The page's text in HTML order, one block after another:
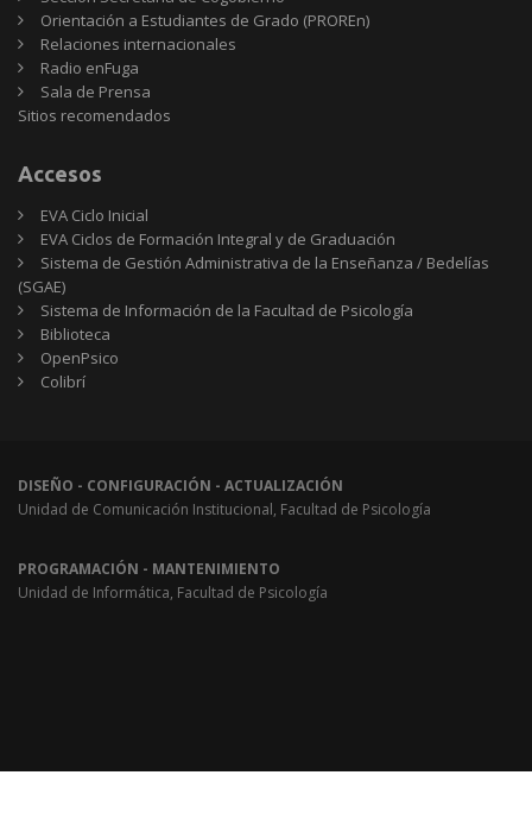
Orientación a Estudiantes de Grado (PROREn)
Relaciones internacionales
Radio enFuga
Sala de Prensa
Sitios
Sitios recomendados
Accesos
EVA Ciclo Inicial
EVA Ciclos de Formación Integral y de Graduación
Sistema de Gestión Administrativa de la Enseñanza / Bedelías
(SGAE)
Sistema de Información de la Facultad de Psicología
Biblioteca
OpenPsico
Colibrí
DISEÑO - CONFIGURACIÓN - ACTUALIZACIÓN
Unidad de Comunicación Institucional, Facultad de Psicología
PROGRAMACIÓN - MANTENIMIENTO
Unidad de Informática, Facultad de Psicología